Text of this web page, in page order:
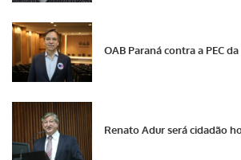
OAB Paraná contra a PEC
Renato Adur será cidadão